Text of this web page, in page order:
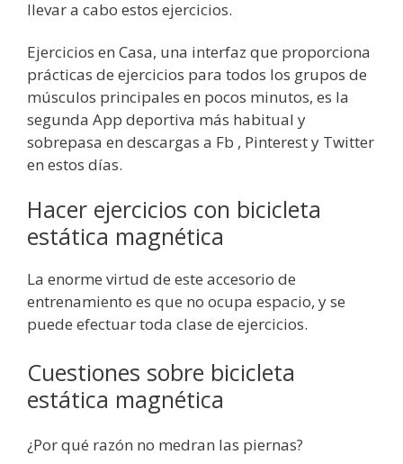
llevar a cabo estos ejercicios.
Ejercicios en Casa, una interfaz que proporciona
prácticas de ejercicios para todos los grupos de
músculos principales en pocos minutos, es la
segunda App deportiva más habitual y
sobrepasa en descargas a Fb , Pinterest y Twitter
en estos días.
Hacer ejercicios con bicicleta
estática magnética
La enorme virtud de este accesorio de
entrenamiento es que no ocupa espacio, y se
puede efectuar toda clase de ejercicios.
Cuestiones sobre bicicleta
estática magnética
¿Por qué razón no medran las piernas?